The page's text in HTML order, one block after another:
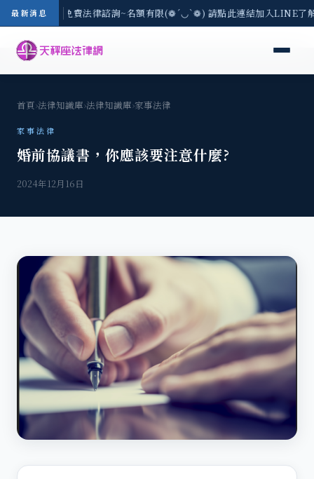
最新消息
8/3(一) 現場免費法律諮詢~名額有限(❁´◡`❁) 請點此連結加入LINE
首頁›法律知識庫›法律知識庫›家事法律
家事法律
婚前協議書，你應該要注意什麼?
2024年12月16日